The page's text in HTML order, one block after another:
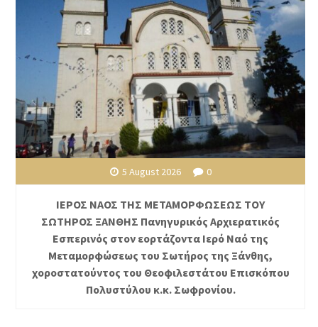
5 August 2026 0
ΙΕΡΟΣ ΝΑΟΣ ΤΗΣ ΜΕΤΑΜΟΡΦΩΣΕΩΣ ΤΟΥ
ΣΩΤΗΡΟΣ ΞΑΝΘΗΣ Πανηγυρικός Αρχιερατικός
Εσπερινός στον εορτάζοντα Ιερό Ναό της
Μεταμορφώσεως του Σωτήρος της Ξάνθης,
χοροστατούντος του Θεοφιλεστάτου Επισκόπου
Πολυστύλου κ.κ. Σωφρονίου.